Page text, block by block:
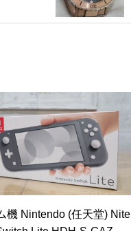
機 Nintendo (任天堂) Nite